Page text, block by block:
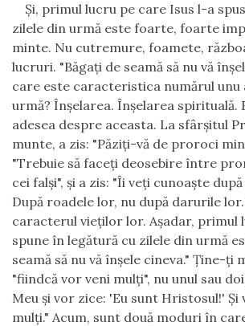
Şi, primul lucru pe care Isus l-a
zilele din urmă este foarte, foarte
minte. Nu cutremure, foamete,
lucruri. "Băgaţi de seamă să nu vă
care este caracteristica numărul unu
urmă? Înşelarea. Înşelarea spirituală.
adesea despre aceasta. La sfârşitul
munte, a zis: "Păziţi-vă de proroci
"Trebuie să faceţi deosebire între
cei falşi", şi a zis: "Îi veţi cunoaşte
După roadele lor, nu după darurile
caracterul vieţilor lor. Aşadar, primul
spune în legătură cu zilele din urmă
seamă să nu vă înşele cineva." Ţine-ţi
"fiindcă vor veni mulţi", nu unul sau
Meu şi vor zice: 'Eu sunt Hristosul!' Şi
mulţi." Acum, sunt două moduri în